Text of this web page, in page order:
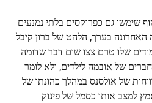
שימשו גם כפרוקסים בלתי נמנעים
האחרונה בערך, הלהט של ברון קיבל
שלו טרם צצו שום דבר שדומה
של אובמה לילדים, ולא לומר
של אולסנס במהלך כהונתו של
למצב אותו כסמל של פינוק